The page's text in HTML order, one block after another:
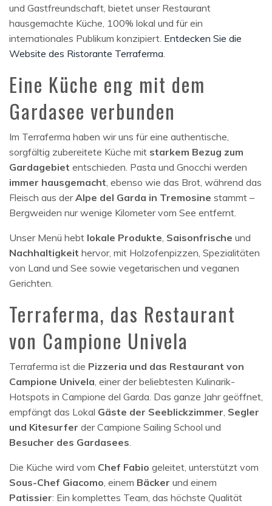
und Gastfreundschaft, bietet unser Restaurant
hausgemachte Küche, 100% lokal und für ein
internationales Publikum konzipiert. Entdecken Sie die
Website des Ristorante Terraferma.
Eine Küche eng mit dem
Gardasee verbunden
Im Terraferma haben wir uns für eine authentische,
sorgfältig zubereitete Küche mit starkem Bezug zum
Gardagebiet entschieden. Pasta und Gnocchi werden
immer hausgemacht, ebenso wie das Brot, während das
Fleisch aus derAlpe del Garda in Tremosine stammt –
Bergweiden nur wenige Kilometer vom See entfernt.
Unser Menü hebt lokale Produkte, Saisonfrische und
Nachhaltigkeit hervor, mit Holzofenpizzen, Spezialitäten
von Land und See sowie vegetarischen und veganen
Gerichten.
Terraferma, das Restaurant
von Campione Univela
Terraferma ist die Pizzeria und das Restaurant von
Campione Univela, einer der beliebtesten Kulinarik-
Hotspots in Campione del Garda. Das ganze Jahr geöffnet,
empfängt das Lokal Gäste der Seeblickzimmer, Segler
und Kitesurfer der Campione Sailing School und
Besucher des Gardasees.
Die Küche wird vom Chef Fabio geleitet, unterstützt vom
Sous-Chef Giacomo, einem Bäcker und einem
Patissier: Ein komplettes Team, das höchste Qualität